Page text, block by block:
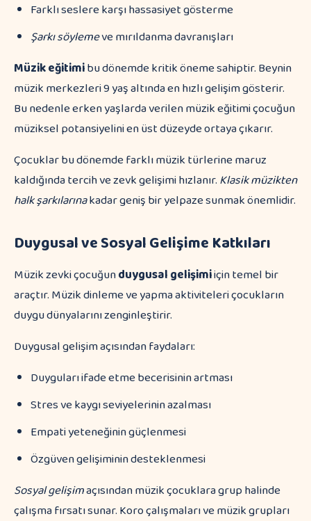
Farklı seslere karşı hassasiyet gösterme
Şarkı söylemeve mırıldanma davranışları
Müzik eğitimibu dönemde kritik öneme sahiptir. Beynin
müzik merkezleri 9 yaş altında en hızlı gelişim gösterir.
Bu nedenle erken yaşlarda verilen müzik eğitimi çocuğun
müziksel potansiyelini en üst düzeyde ortaya çıkarır.
Çocuklar bu dönemde farklı müzik türlerine maruz
kaldığında tercih ve zevk gelişimi hızlanır.Klasik müzikten
halk şarkılarınakadar geniş bir yelpaze sunmak önemlidir.
Duygusal ve Sosyal Gelişime Katkıları
Müzik zevki çocuğunduygusal gelişimiiçin temel bir
araçtır. Müzik dinleme ve yapma aktiviteleri çocukların
duygu dünyalarını zenginleştirir.
Duygusal gelişim açısından faydaları:
Duyguları ifade etme becerisinin artması
Stres ve kaygı seviyelerinin azalması
Empati yeteneğinin güçlenmesi
Özgüven gelişiminin desteklenmesi
Sosyal gelişimaçısından müzik çocuklara grup halinde
çalışma fırsatı sunar. Koro çalışmaları ve müzik grupları